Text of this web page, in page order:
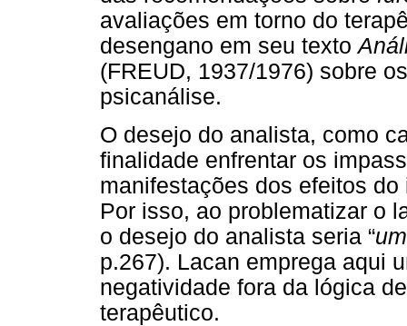
avaliações em torno do
desengano em seu texto
(FREUD, 1937/1976) sobre
psicanálise.
O desejo do analista, como
finalidade enfrentar os
manifestações dos efeitos
Por isso, ao problematizar o
o desejo do analista seria “
p.267). Lacan emprega aqui
negatividade fora da lógica
terapêutico.